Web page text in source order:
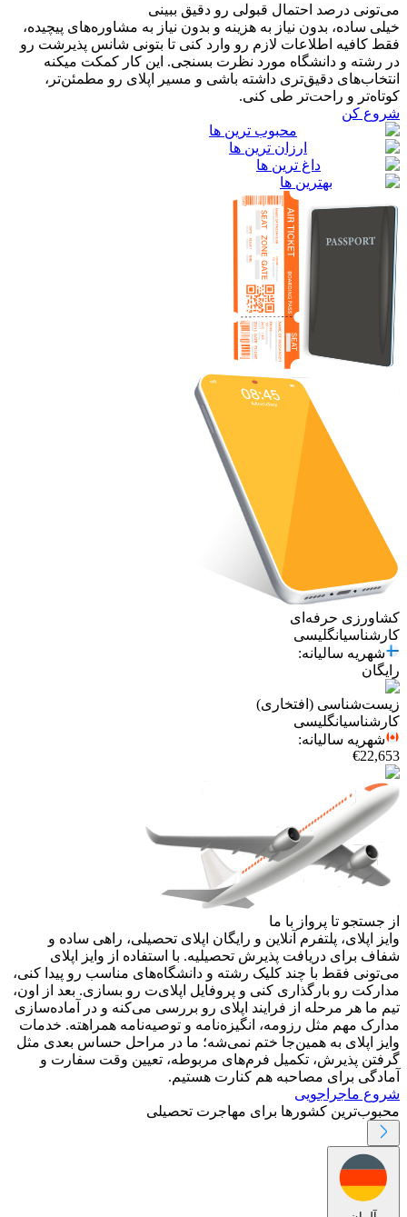
می‌تونی درصد احتمال قبولی رو دقیق ببینی
خیلی ساده، بدون نیاز به هزینه و بدون نیاز به مشاوره‌های پیچیده،
فقط کافیه اطلاعات لازم رو وارد کنی تا بتونی شانس پذیرشت رو
در رشته و دانشگاه مورد نظرت بسنجی. این کار کمکت میکنه
انتخاب‌های دقیق‌تری داشته باشی و مسیر اپلای رو مطمئن‌تر،
کوتاه‌تر و راحت‌تر طی کنی.
شروع کن
محبوب ترین ها
ارزان ترین ها
داغ ترین ها
بهترین ها
کشاورزی حرفه‌ای
کارشناسیانگلیسی
شهریه سالیانه:
رایگان
زیست‌شناسی (افتخاری)
کارشناسیانگلیسی
شهریه سالیانه:
€22,653
از جستجو تا پرواز با ما
وایز اپلای، پلتفرم آنلاین و رایگان اپلای تحصیلی، راهی ساده و
شفاف برای دریافت پذیرش تحصیلیه. با استفاده از وایز اپلای
می‌تونی فقط با چند کلیک رشته و دانشگاه‌های مناسب رو پیدا کنی،
مدارکت رو بارگذاری کنی و پروفایل اپلای‌ت رو بسازی. بعد از اون،
تیم ما هر مرحله از فرایند اپلای رو بررسی می‌کنه و در آماده‌سازی
مدارک مهم مثل رزومه، انگیزه‌نامه و توصیه‌نامه همراهته. خدمات
وایز اپلای به همین‌جا ختم نمی‌شه؛ ما در مراحل حساس بعدی مثل
گرفتن پذیرش، تکمیل فرم‌های مربوطه، تعیین وقت سفارت و
آمادگی برای مصاحبه هم کنارت هستیم.
شروع ماجراجویی
محبوب‌ترین کشورها برای مهاجرت تحصیلی